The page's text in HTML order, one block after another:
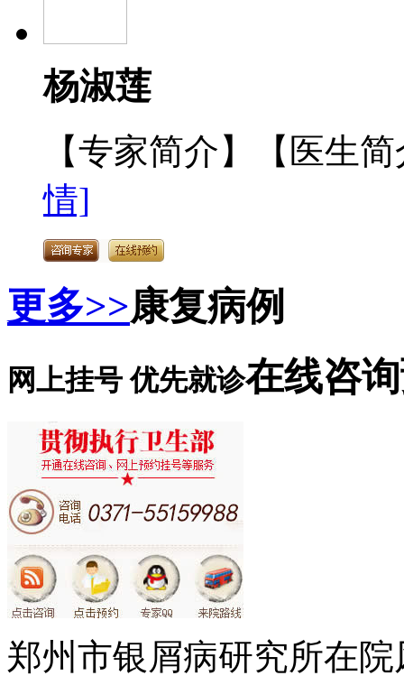
杨淑莲
【专家简介】【医生
情]
更多>>康复病例
网上挂号 优先就诊在线咨
郑州市银屑病研究所在